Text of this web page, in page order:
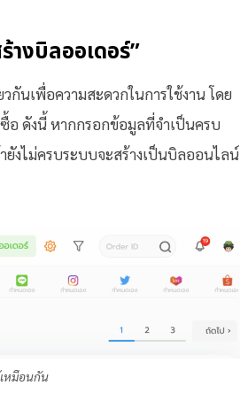
างบิลออเดอร์”
กันเพื่อความสะดวกในการใช้งาน โดย
อ ดังนี้ หากกรอกข้อมูลที่จำเป็นครบ
ยังไม่ครบระบบจะสร้างเป็นบิลออนไลน์
หมือนกัน